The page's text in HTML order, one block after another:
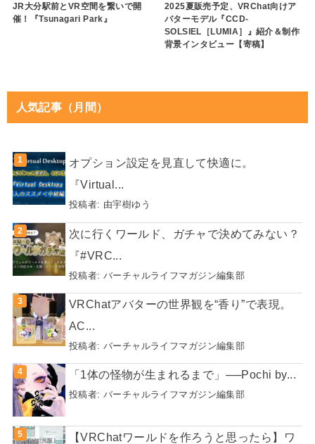
JR大分駅前とVR空間を繋いで開
催！『Tsunagari Park』
2025夏販売予定、VRChat向けア
バターモデル『CCD-
SOLSIEL［LUMIA］』紹介＆制作
背景インタビュー【寄稿】
人気記事（月間）
オプション設定を見直して快適に。
『Virtual...
投稿者: 由宇樹ゆう
次に行くワールド、ガチャで決めてみない？
『#VRC...
投稿者: バーチャルライフマガジン編集部
VRChatアバターの世界観を“香り”で表現。
AC...
投稿者: バーチャルライフマガジン編集部
「1体の怪物が生まれるまで」──Pochi by...
投稿者: バーチャルライフマガジン編集部
【VRChatワールドを作ろうと思ったら】ワ